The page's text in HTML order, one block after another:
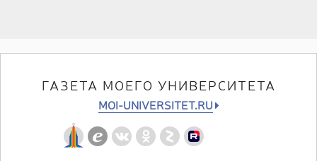
ГАЗЕТА МОЕГО УНИВЕРСИТЕТА
MOI-UNIVERSITET.RU